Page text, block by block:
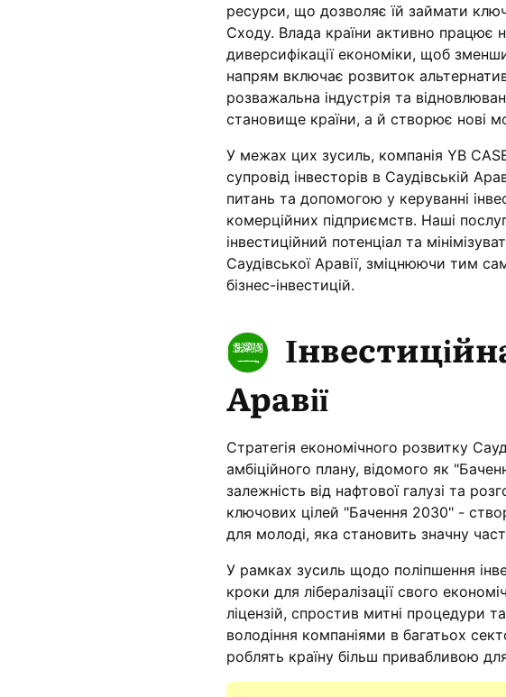
ресурси, що дозволяє їй займати
Сходу. Влада країни активно працює
диверсифікації економіки, щоб
напрям включає розвиток
розважальна індустрія та
становище країни, а й створює нові
У межах цих зусиль, компанія YB
супровід інвесторів в Саудівській
питань та допомогою у керуванні
комерційних підприємств. Наші
інвестиційний потенціал та
Саудівської Аравії, зміцнюючи тим
бізнес-інвестицій.
Аравії
Стратегія економічного розвитку
амбіційного плану, відомого як
залежність від нафтової галузі та
ключових цілей "Бачення 2030" -
для молоді, яка становить значну
У рамках зусиль щодо поліпшення
кроки для лібералізації свого
ліцензій, спростив митні процедури
володіння компаніями в багатьох
роблять країну більш привабливою